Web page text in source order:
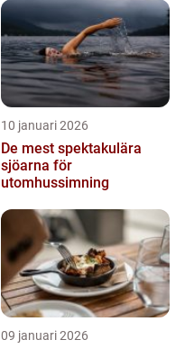
10 januari 2026
De mest spektakulära
sjöarna för
utomhussimning
09 januari 2026